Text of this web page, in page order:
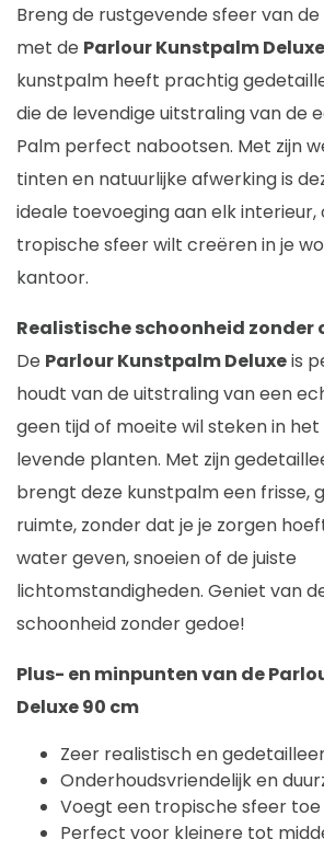
Breng de rustgevende sfeer van
met de Parlour Kunstpalm Deluxe
kunstpalm heeft prachtig
die de levendige uitstraling van de
Palm perfect nabootsen. Met zijn
tinten en natuurlijke afwerking is
ideale toevoeging aan elk interieur,
tropische sfeer wilt creëren in je
kantoor.
Realistische schoonheid zonder
De Parlour Kunstpalm Deluxeis
houdt van de uitstraling van een
geen tijd of moeite wil steken in
levende planten. Met zijn
brengt deze kunstpalm een frisse,
ruimte, zonder dat je je zorgen
water geven, snoeien of de juiste
lichtomstandigheden. Geniet van
schoonheid zonder gedoe!
Plus- en minpunten van de
Deluxe 90 cm
Zeer realistisch en
Onderhoudsvriendelijk en
Voegt een tropische sfeer
Perfect voor kleinere tot